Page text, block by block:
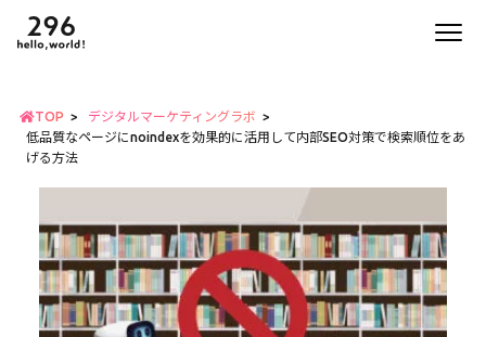
TOP
デジタルマーケティングラボ
低品質なページにnoindexを効果的に活用して内部SEO対策で検索順位をあ
げる方法